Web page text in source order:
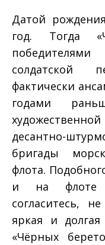
Датой
год. Тогда
победителями
солдатской
фактически
годами
десантно-
бригады
флота.
и на флоте
согласитесь,
яркая и долгая
«Чёрных